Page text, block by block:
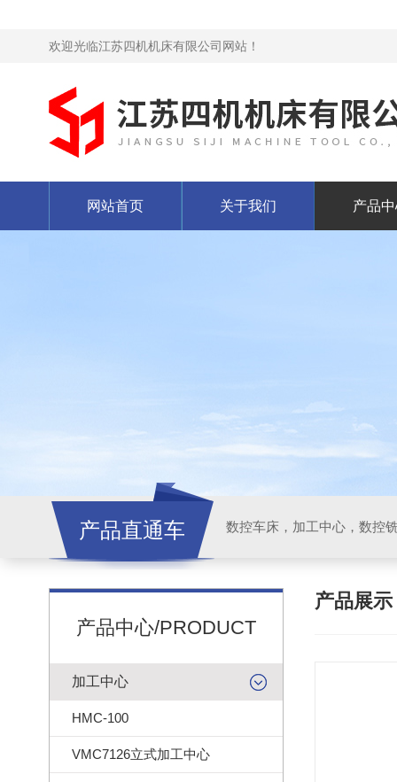
欢迎光临江苏四机机床有限公司网站！
网站首页 关于我们 产品
产品直通车
产品中心/PRODUCT
加工中心
HMC-100
VMC7126立式加工中心
产品展示